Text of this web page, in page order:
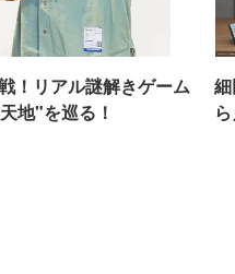
！リアル謎解きゲーム
地"を巡る！